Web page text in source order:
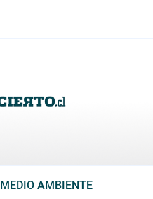
MEDIO AMBIENTE